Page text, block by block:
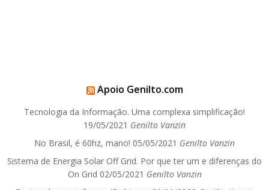
Apoio Genilto.com
Tecnologia da Informação. Uma complexa simplificação!
19/05/2021 Genilto Vanzin
No Brasil, é 60hz, mano! 05/05/2021 Genilto Vanzin
Sistema de Energia Solar Off Grid. Por que ter um e diferenças do
On Grid 02/05/2021 Genilto Vanzin